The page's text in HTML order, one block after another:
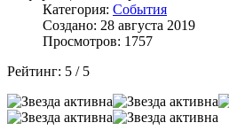
Категория: События
Создано: 28 августа 2019
Просмотров: 1757
Рейтинг: 5 / 5